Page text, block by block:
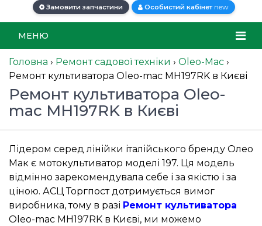
Замовити запчастини Особистий кабінет new
МЕНЮ
Головна › Ремонт садової техніки › Oleo-Mac ›
Ремонт культиватора Oleo-mac MH197RK в Києві
Ремонт культиватора Oleo-
mac MH197RK в Києві
Лідером серед лінійки італійського бренду Олео
Мак є мотокультиватор моделі 197. Ця модель
відмінно зарекомендувала себе і за якістю і за
ціною. АСЦ Торгпост дотримується вимог
виробника, тому в разі Ремонт культиватора
Oleo-mac MH197RK в Києві, ми можемо